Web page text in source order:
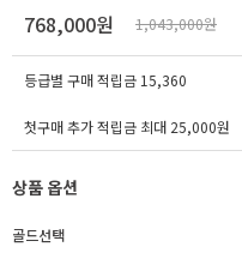
768,000원 1,043,000원
등급별 구매 적립금 15,360
첫구매 추가 적립금 최대 25,000원
상품 옵션
골드선택